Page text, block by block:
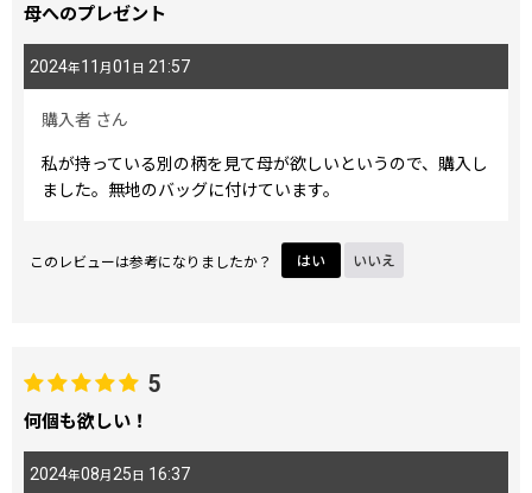
母へのプレゼント
2024年11 月01 日 21:57
購入者 さん
私が持っている別の柄を見て母が欲しいというので、購入し
ました。無地のバッグに付けています。
このレビューは参考になりましたか？ はい いいえ
5
何個も欲しい！
2024年08月 25日 16:37